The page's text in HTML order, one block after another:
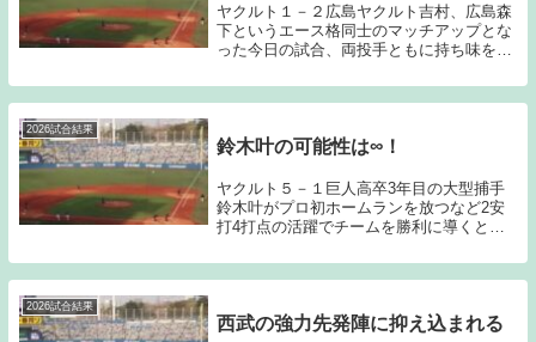
ヤクルト１－２広島ヤクルト吉村、広島森
下というエース格同士のマッチアップとな
った今日の試合、両投手ともに持ち味を発
に上がることとなった。ヤクルト側から見
ても悪くないゲームではあるのだが、エー
2026試合結果
鈴木叶の可能性は∞！
ヤクルト５－１巨人高卒3年目の大型捕手
鈴木叶がプロ初ホームランを放つなど2安
打4打点の活躍でチームを勝利に導くとと
してみせた。スケールの大きな20歳の捕手
鈴木叶の可能性は∞である。鈴木叶は、
2026試合結果
西武の強力先発陣に抑え込まれる